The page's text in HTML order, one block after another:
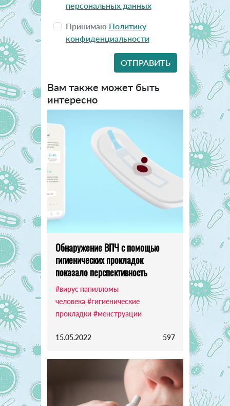
персональных данных
Принимаю Политику
конфиденциальности
Вам также может быть
интересно
Обнаружение ВПЧ с помощью
гигиенических прокладок
показало перспективность
#вирус папилломы
человека #гигиенические
прокладки #менструации
15.05.2022 597